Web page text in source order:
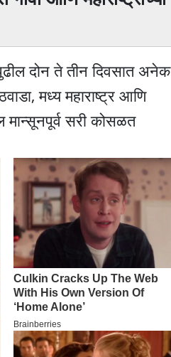
दोन ते तीन दिवसात अनेक
मध्य महाराष्ट्र आणि
मान्सूनपूर्व सरी कोसळत